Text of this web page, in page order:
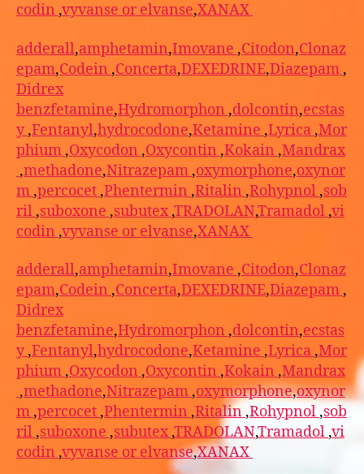
codin ,vyvanse or elvanse,XANAX
adderall,amphetamin,Imovane ,Citodon,Clonaz
epam,Codein ,Concerta,DEXEDRINE,Diazepam ,
Didrex
benzfetamine,Hydromorphon ,dolcontin,ecstas
y ,Fentanyl,hydrocodone,Ketamine ,Lyrica ,Mor
phium ,Oxycodon ,Oxycontin ,Kokain ,Mandrax
,methadone,Nitrazepam ,oxymorphone,oxynor
m ,percocet ,Phentermin ,Ritalin ,Rohypnol ,sob
ril ,suboxone ,subutex,TRADOLAN,Tramadol ,vi
codin ,vyvanse or elvanse,XANAX
adderall,amphetamin,Imovane ,Citodon,Clonaz
epam,Codein ,Concerta,DEXEDRINE,Diazepam ,
Didrex
benzfetamine,Hydromorphon ,dolcontin,ecstas
y ,Fentanyl,hydrocodone,Ketamine ,Lyrica ,Mor
phium ,Oxycodon ,Oxycontin ,Kokain ,Mandrax
,methadone,Nitrazepam ,oxymorphone,oxynor
m ,percocet ,Phentermin ,Ritalin ,Rohypnol ,sob
ril ,suboxone ,subutex,TRADOLAN,Tramadol ,vi
codin ,vyvanse or elvanse,XANAX